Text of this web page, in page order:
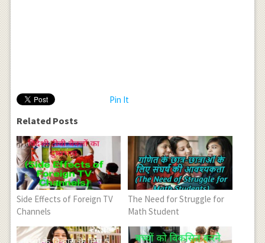
Pin It
Related Posts
Side Effects of Foreign TV
Channels
The Need for Struggle for
Math Student